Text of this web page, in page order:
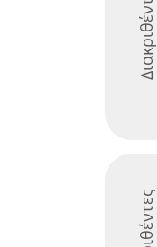
Διακριθέντες